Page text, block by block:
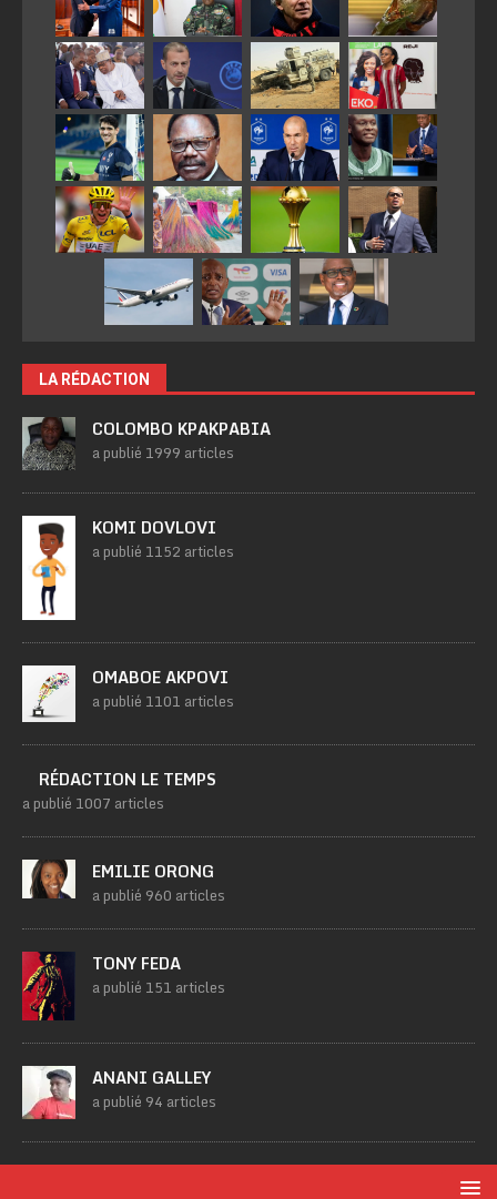
LA RÉDACTION
COLOMBO KPAKPABIA
a publié 1999 articles
KOMI DOVLOVI
a publié 1152 articles
OMABOE AKPOVI
a publié 1101 articles
RÉDACTION LE TEMPS
a publié 1007 articles
EMILIE ORONG
a publié 960 articles
TONY FEDA
a publié 151 articles
ANANI GALLEY
a publié 94 articles